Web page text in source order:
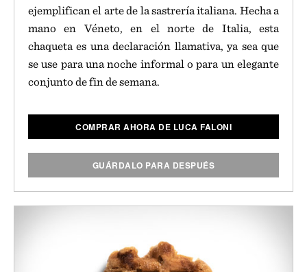
ejemplifican el arte de la sastrería italiana. Hecha a
mano en Véneto, en el norte de Italia, esta
chaqueta es una declaración llamativa, ya sea que
se use para una noche informal o para un elegante
conjunto de fin de semana.
COMPRAR AHORA DE LUCA FALONI
GUÁRDALO PARA DESPUÉS